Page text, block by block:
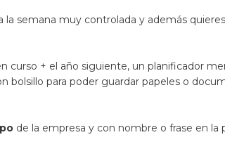
semana muy controlada y además
curso + el año siguiente, un planificador
bolsillo para poder guardar papeles o
de la empresa y con nombre o frase en la